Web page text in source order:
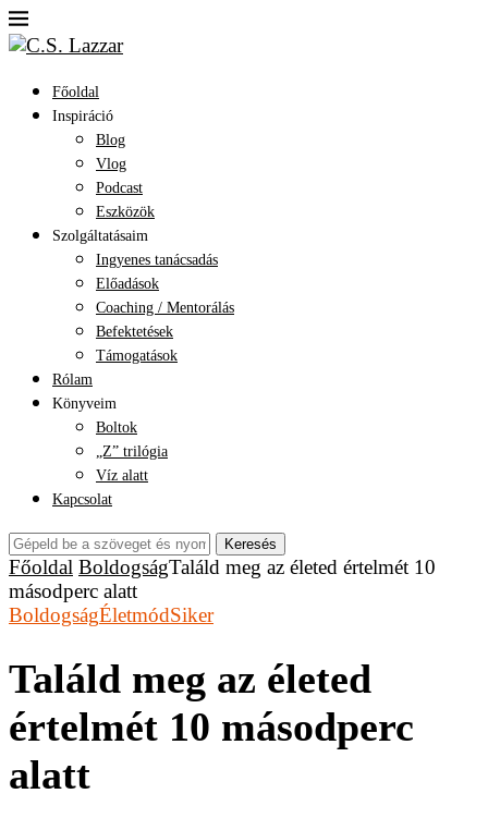
Főoldal
Inspiráció
Blog
Vlog
Podcast
Eszközök
Szolgáltatásaim
Ingyenes tanácsadás
Előadások
Coaching / Mentorálás
Befektetések
Támogatások
Rólam
Könyveim
Boltok
„Z” trilógia
Víz alatt
Kapcsolat
Keresés
Főoldal BoldogságTaláld meg az életed értelmét 10
másodperc alatt
BoldogságÉletmódSiker
Találd meg az életed
értelmét 10 másodperc
alatt